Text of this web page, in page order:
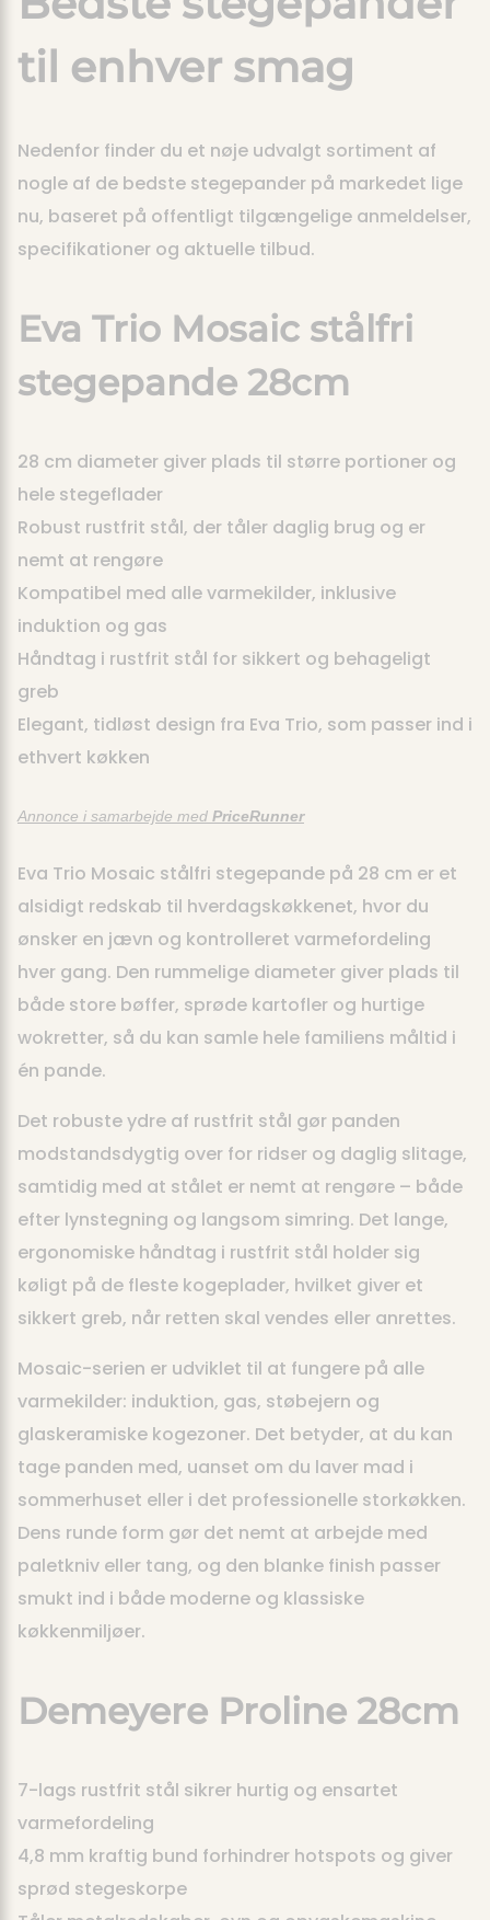
til enhver smag
Nedenfor finder du et nøje udvalgt sortiment af
nogle af de bedste stegepander på markedet lige
nu, baseret på offentligt tilgængelige anmeldelser,
specifikationer og aktuelle tilbud.
Eva Trio Mosaic stålfri
stegepande 28cm
28 cm diameter giver plads til større portioner og
hele stegeflader
Robust rustfrit stål, der tåler daglig brug og er
nemt at rengøre
Kompatibel med alle varmekilder, inklusive
induktion og gas
Håndtag i rustfrit stål for sikkert og behageligt
greb
Elegant, tidløst design fra Eva Trio, som passer ind i
ethvert køkken
Annonce i samarbejde med PriceRunner
Eva Trio Mosaic stålfri stegepande på 28 cm er et
alsidigt redskab til hverdagskøkkenet, hvor du
ønsker en jævn og kontrolleret varmefordeling
hver gang. Den rummelige diameter giver plads til
både store bøffer, sprøde kartofler og hurtige
wokretter, så du kan samle hele familiens måltid i
én pande.
Det robuste ydre af rustfrit stål gør panden
modstandsdygtig over for ridser og daglig slitage,
samtidig med at stålet er nemt at rengøre – både
efter lynstegning og langsom simring. Det lange,
ergonomiske håndtag i rustfrit stål holder sig
køligt på de fleste kogeplader, hvilket giver et
sikkert greb, når retten skal vendes eller anrettes.
Mosaic-serien er udviklet til at fungere på alle
varmekilder: induktion, gas, støbejern og
glaskeramiske kogezoner. Det betyder, at du kan
tage panden med, uanset om du laver mad i
sommerhuset eller i det professionelle storkøkken.
Dens runde form gør det nemt at arbejde med
paletkniv eller tang, og den blanke finish passer
smukt ind i både moderne og klassiske
køkkenmiljøer.
Demeyere Proline 28cm
7-lags rustfrit stål sikrer hurtig og ensartet
varmefordeling
4,8 mm kraftig bund forhindrer hotspots og giver
sprød stegeskorpe